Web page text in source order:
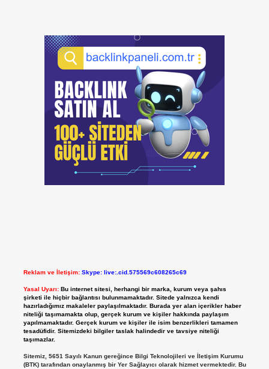
Reklam ve İletişim: Skype: live:.cid.575569c608265c69
Yasal Uyarı: Bu internet sitesi, herhangi bir marka, kurum veya şahıs
şirketi ile hiçbir bağlantısı bulunmamaktadır. Sitede yalnızca kendi
hazırladığımız makaleler paylaşılmaktadır. Burada yer alan içerikler haber
niteliği taşımamakta olup, gerçek kurum ve kişiler hakkında paylaşım
yapılmamaktadır. Gerçek kurum ve kişiler ile isim benzerlikleri tamamen
tesadüfidir. Sitemizdeki bilgiler taslak halindedir ve tavsiye niteliği
taşımazlar.
Sitemiz, 5651 Sayılı Kanun gereğince Bilgi Teknolojileri ve İletişim Kurumu
(BTK) tarafından onaylanmış bir Yer Sağlayıcı olarak hizmet vermektedir. Bu